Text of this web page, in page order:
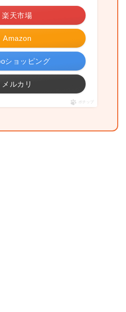
Amazon
楽天市場
ショッピング
メルカリ
ポチップ